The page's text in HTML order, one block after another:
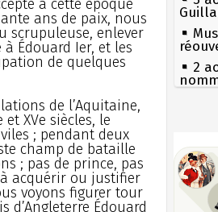
à cette époque
ans de paix, nous
scrupuleuse, enlever
Édouard Ier, et les
de quelques
de l’Aquitaine,
XVe siècles, le
; pendant deux
champ de bataille
; pas de prince, pas
acquérir ou justifier
voyons figurer tour
d’Angleterre Édouard
2
31
les
en
27